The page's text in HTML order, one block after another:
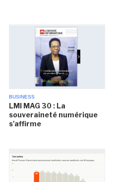
BUSINESS
LMI MAG 30 : La
souveraineté numérique
s'affirme